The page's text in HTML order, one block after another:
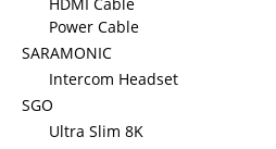
Power Cable
SARAMONIC
Intercom Headset
SGO
Ultra Slim 8K